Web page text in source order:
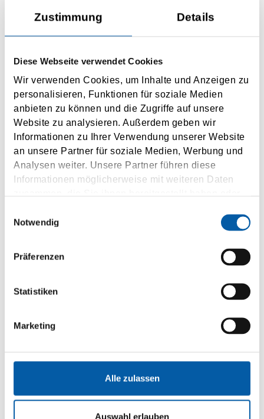
Zustimmung Details
Diese Webseite verwendet Cookies
Wir verwenden Cookies, um Inhalte und Anzeigen zu
personalisieren, Funktionen für soziale Medien
anbieten zu können und die Zugriffe auf unsere
Website zu analysieren. Außerdem geben wir
Informationen zu Ihrer Verwendung unserer Website
an unsere Partner für soziale Medien, Werbung und
Analysen weiter. Unsere Partner führen diese
Informationen möglicherweise mit weiteren Daten
gesammelt haben.
Notwendig
Präferenzen
Statistiken
Marketing
Alle zulassen
Auswahl erlauben
Puttgarden (Fehmarn)
18 min. Fahrzeit
ANFRAGEN
Rodby (Lolland)
Gedser (Falster)